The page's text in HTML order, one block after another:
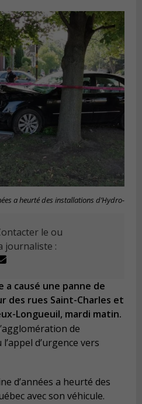
a heurté des installations d’Hydro-
le ou
journaliste :
a causé une panne de
des rues Saint-Charles et
Longueuil, mardi matin.
de
d’urgence vers
d’années a heurté des
avec son véhicule.